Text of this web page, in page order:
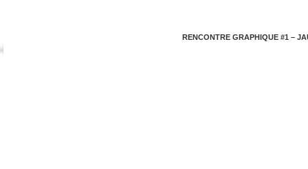
RENCONTRE GRAPHIQUE #1 –